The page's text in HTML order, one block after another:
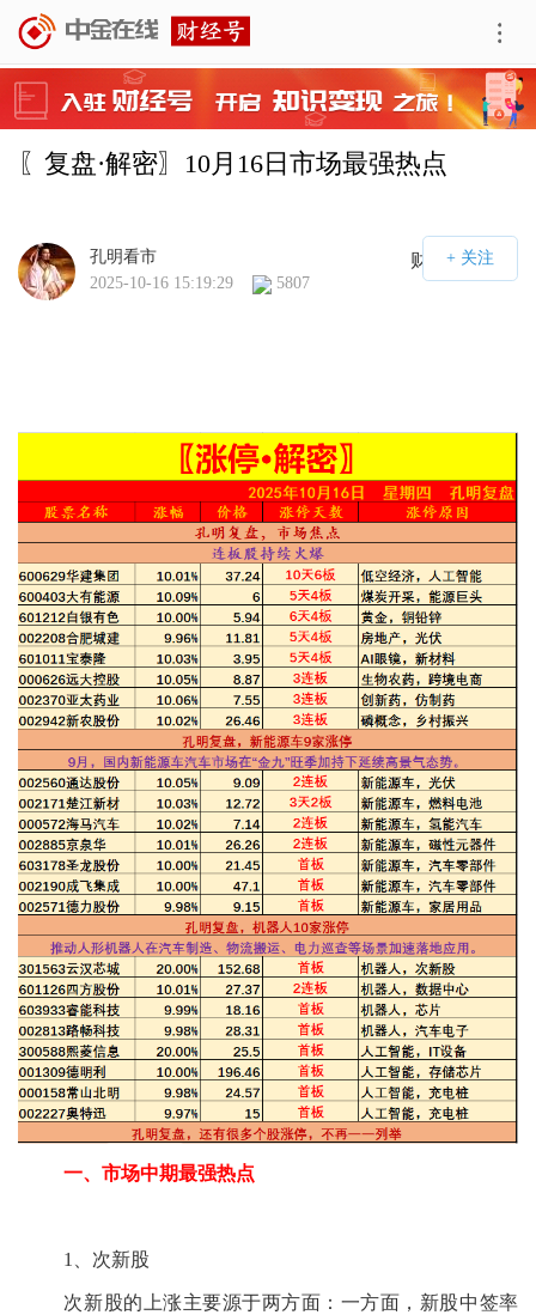
〖复盘·解密〗10月16日市场最强热点
财经号APP
孔明看市
2025-10-16 15:19:29
5807
一、市场中期最强热点
1、次新股
次新股的上涨主要源于两方面：一方面，新股中签率